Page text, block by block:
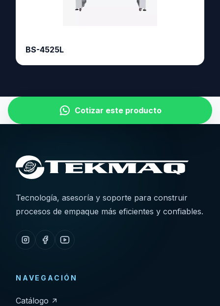
BS-4525L
Cotizar este producto
Tecnología, asesoría y soporte para construir
procesos de empaque más eficientes y confiables.
NAVEGACIÓN
Catálogo